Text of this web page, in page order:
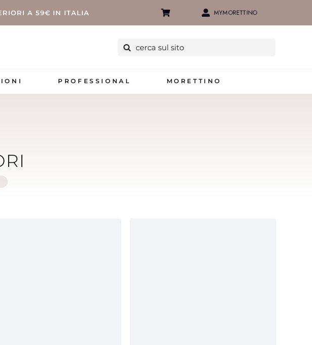
A 59€ IN ITALIA MYMORETTINO
Cerca
PROFESSIONAL MORETTINO